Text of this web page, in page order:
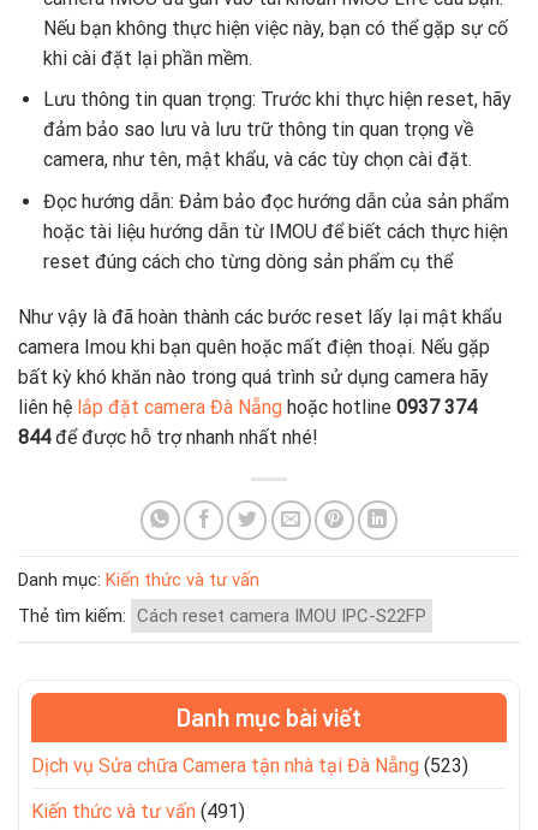
Nếu bạn không thực hiện việc này, bạn có thể gặp sự cố
khi cài đặt lại phần mềm.
Lưu thông tin quan trọng: Trước khi thực hiện reset, hãy
đảm bảo sao lưu và lưu trữ thông tin quan trọng về
camera, như tên, mật khẩu, và các tùy chọn cài đặt.
Đọc hướng dẫn: Đảm bảo đọc hướng dẫn của sản phẩm
hoặc tài liệu hướng dẫn từ IMOU để biết cách thực hiện
reset đúng cách cho từng dòng sản phẩm cụ thể
Như vậy là đã hoàn thành các bước reset lấy lại mật khẩu
camera Imou khi bạn quên hoặc mất điện thoại. Nếu gặp
bất kỳ khó khăn nào trong quá trình sử dụng camera hãy
liên hệ lắp đặt camera Đà Nẵng hoặc hotline 0937 374
844để được hỗ trợ nhanh nhất nhé!
Danh mục: Kiến thức và tư vấn
Thẻ tìm kiếm: Cách reset camera IMOU IPC-S22FP
Danh mục bài viết
Dịch vụ Sửa chữa Camera tận nhà tại Đà Nẵng (523)
Kiến thức và tư vấn (491)